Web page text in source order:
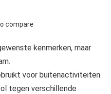
compare
kenmerken, maar
voor buitenactiviteiten
tegen verschillende